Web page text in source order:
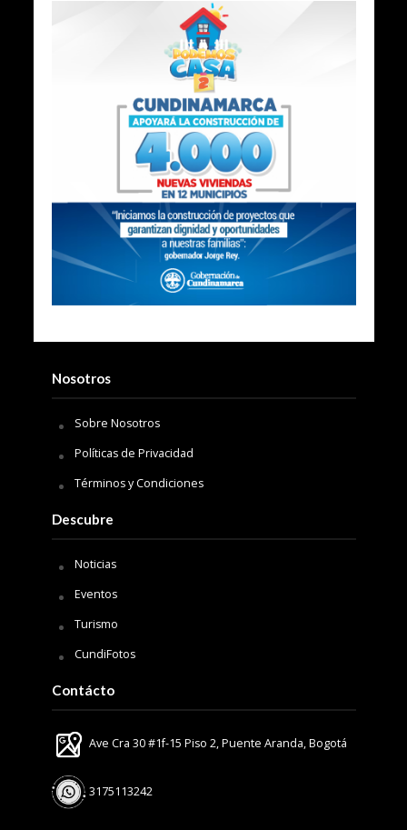
Nosotros
Sobre Nosotros
Políticas de Privacidad
Términos y Condiciones
Descubre
Noticias
Eventos
Turismo
CundiFotos
Contácto
Ave Cra 30 #1f-15 Piso 2, Puente Aranda, Bogotá
3175113242